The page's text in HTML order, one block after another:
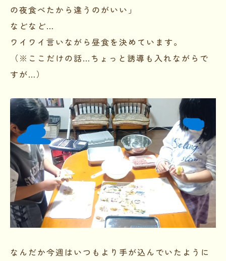
の夜食べたから違うのがいい」
などなど…
ワイワイ言いながら昼食を決めています。
（※ここだけの話…ちょっと誘導も入れながらで
すが…）
なんだか今週はいつもより手が込んでいたように